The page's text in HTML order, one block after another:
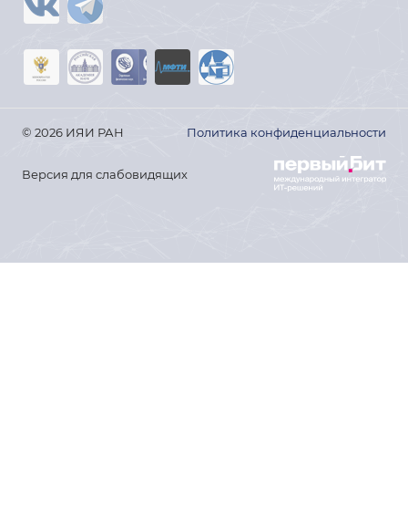
© 2026 ИЯИ РАН Политика конфиденциальности
Версия для слабовидящих